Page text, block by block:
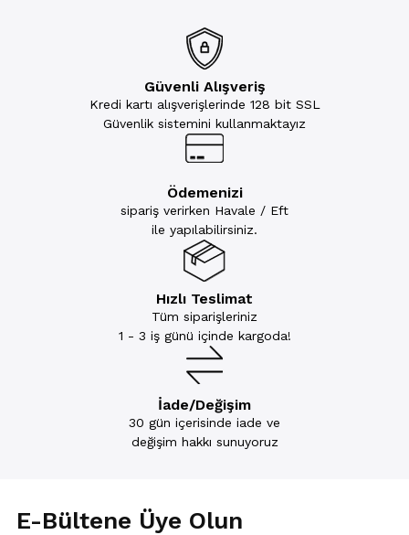
Güvenli Alışveriş
Kredi kartı alışverişlerinde 128 bit SSL
Güvenlik sistemini kullanmaktayız
Ödemenizi
sipariş verirken Havale / Eft
ile yapılabilirsiniz.
Hızlı Teslimat
Tüm siparişleriniz
1 - 3 iş günü içinde kargoda!
İade/Değişim
30 gün içerisinde iade ve
değişim hakkı sunuyoruz
E-Bültene Üye Olun